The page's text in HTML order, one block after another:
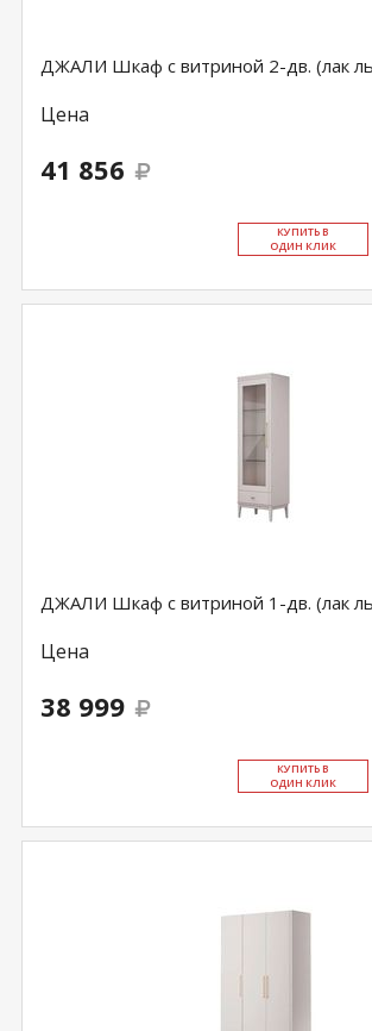
ДЖАЛИ Шкаф с витриной 2-дв. (лак
Цена
41 856
КУ­ПИТЬ В
ОДИН КЛИК
ДЖАЛИ Шкаф с витриной 1-дв. (лак
Цена
38 999
КУ­ПИТЬ В
ОДИН КЛИК